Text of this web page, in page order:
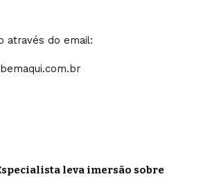
através do email:
leva imersão sobre